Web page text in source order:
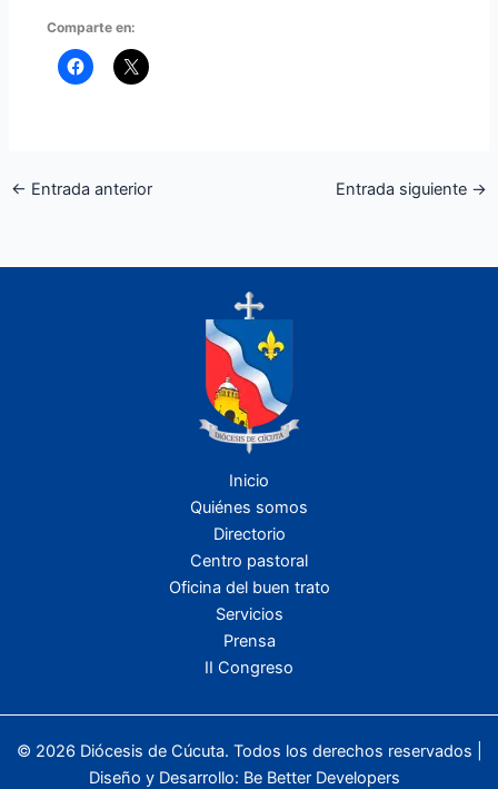
Comparte en:
← Entrada anterior Entrada siguiente →
Inicio
Quiénes somos
Directorio
Centro pastoral
Oficina del buen trato
Servicios
Prensa
II Congreso
© 2026 Diócesis de Cúcuta. Todos los derechos reservados |
Diseño y Desarrollo: Be Better Developers